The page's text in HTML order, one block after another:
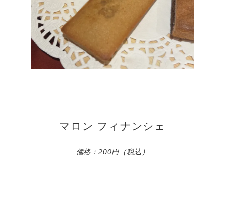
マロン フィナンシェ
価格：200円（税込）